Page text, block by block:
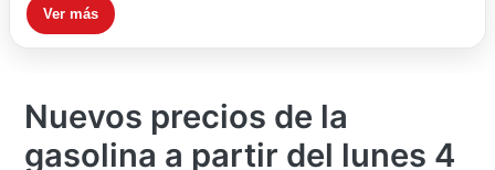
Ver más
Nuevos precios de la
gasolina a partir del lunes 4